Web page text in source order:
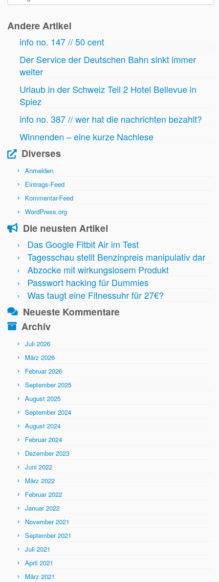
Andere Artikel
info no. 147 // 50 cent
Der Service der Deutschen Bahn sinkt immer
weiter
Urlaub in der Schweiz Teil 2 Hotel Bellevue in
Spiez
info no. 387 // wer hat die nachrichten bezahlt?
Winnenden – eine kurze Nachlese
Diverses
Anmelden
Eintrags-Feed
Kommentar-Feed
WordPress.org
Die neusten Artikel
Das Google Fitbit Air im Test
Tagesschau stellt Benzinpreis manipulativ dar
Abzocke mit wirkungslosem Produkt
Passwort hacking für Dummies
Was taugt eine Fitnessuhr für 27€?
Neueste Kommentare
Archiv
Juli 2026
März 2026
Februar 2026
September 2025
August 2025
September 2024
August 2024
Februar 2024
Dezember 2023
Juni 2022
März 2022
Februar 2022
Januar 2022
November 2021
September 2021
Juli 2021
April 2021
März 2021